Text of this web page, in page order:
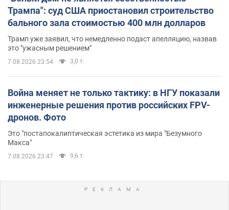
Трампа": суд США приостановил строительство
бального зала стоимостью 400 млн долларов
Трамп уже заявил, что немедленно подаст апелляцию, назвав
это "ужасным решением"
7.08.2026 23:54 3,0 т.
Война меняет не только тактику: в НГУ показали
инженерные решения против российских FPV-
дронов. Фото
Это "постапокалиптическая эстетика из мира "Безумного
Макса"
7.08.2026 23:47 9,6 т.